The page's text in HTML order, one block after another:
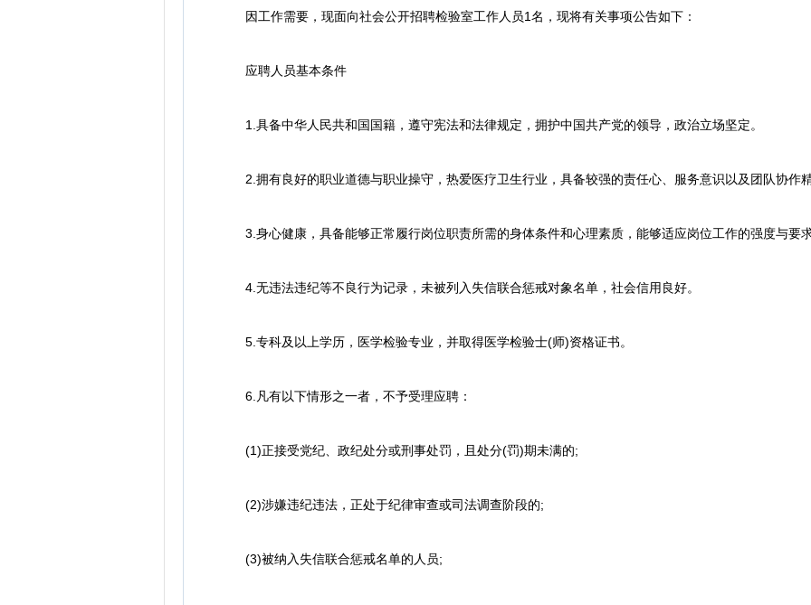
因工作需要，现面向社会公开招聘检验室工作人员1名，现将有关事项公告如下：
应聘人员基本条件
1.具备中华人民共和国国籍，遵守宪法和法律规定，拥护中国共产党的领导，政治立场坚定。
2.拥有良好的职业道德与职业操守，热爱医疗卫生行业，具备较强的责任心、服务意识以及团队协作精
3.身心健康，具备能够正常履行岗位职责所需的身体条件和心理素质，能够适应岗位工作的强度与要求
4.无违法违纪等不良行为记录，未被列入失信联合惩戒对象名单，社会信用良好。
5.专科及以上学历，医学检验专业，并取得医学检验士(师)资格证书。
6.凡有以下情形之一者，不予受理应聘：
(1)正接受党纪、政纪处分或刑事处罚，且处分(罚)期未满的;
(2)涉嫌违纪违法，正处于纪律审查或司法调查阶段的;
(3)被纳入失信联合惩戒名单的人员;